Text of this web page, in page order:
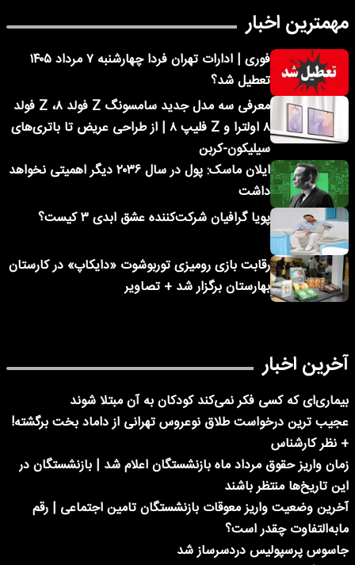
مهمترین اخبار
فوری | ادارات تهران فردا چهارشنبه ۷ مرداد ۱۴۰۵
تعطیل شد؟
معرفی سه مدل جدید سامسونگ Z فولد ۸، Z فولد
۸ اولترا و Z فلیپ ۸ | از طراحی عریض تا باتری‌های
سیلیکون-کربن
ایلان ماسک: پول در سال ۲۰۳۶ دیگر اهمیتی نخواهد
داشت
پویا گرافیان شرکت‌کننده عشق ابدی ۳ کیست؟
رقابت بازی رومیزی توربوشوت «دایکاپ» در کارستان
بهارستان برگزار شد + تصاویر
آخرین اخبار
بیماری‌ای که کسی فکر نمی‌کند کودکان به آن مبتلا شوند
عجیب ترین درخواست طلاق نوعروس تهرانی از داماد بخت برگشته!
+ نظر کارشناس
زمان واریز حقوق مرداد ماه بازنشستگان اعلام شد | بازنشستگان در
این تاریخ‌ها منتظر باشند
آخرین وضعیت واریز معوقات بازنشستگان تامین اجتماعی | رقم
مابه‌التفاوت چقدر است؟
جاسوس پرسپولیس دردسرساز شد